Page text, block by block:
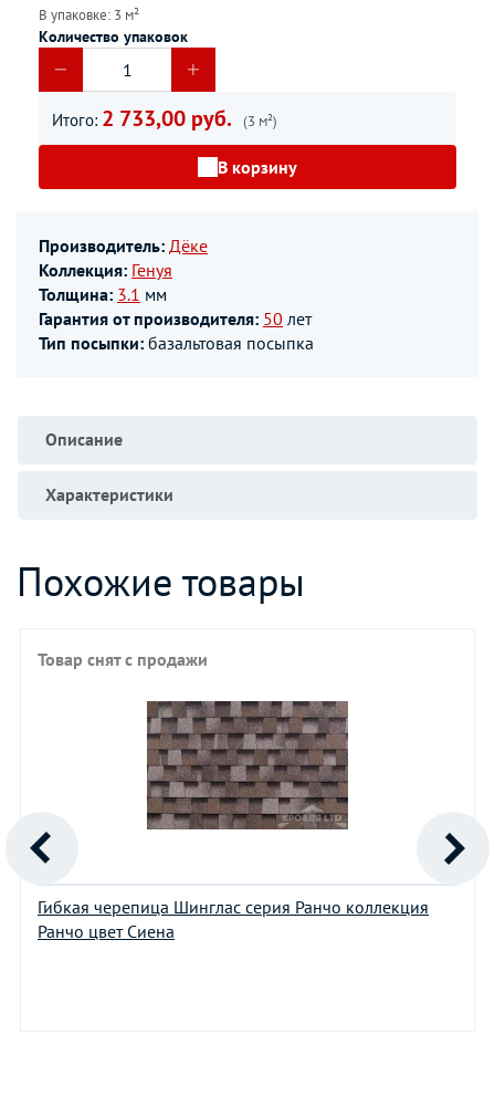
В упаковке: 3 м²
Количество упаковок
Итого: 2 733,00 руб. (3 м²)
В корзину
Производитель: Дёке
Коллекция: Генуя
Толщина: 3.1 мм
Гарантия от производителя: 50 лет
Тип посыпки: базальтовая посыпка
Описание
Характеристики
Похожие товары
Гибкая черепица Шинглас серия Ранчо коллекция
Ранчо цвет Сиена
Товар снят с продажи